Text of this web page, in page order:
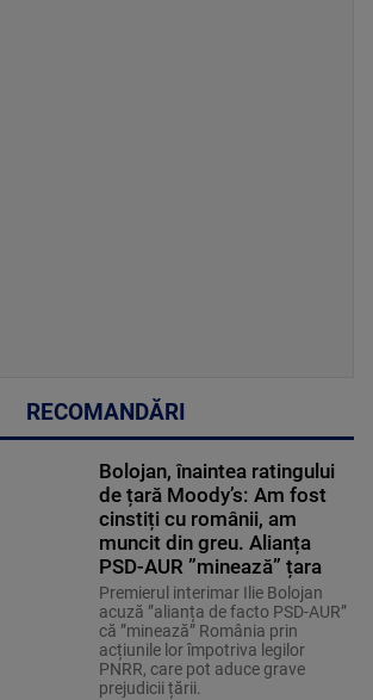
RECOMANDĂRI
Bolojan, înaintea ratingului
de țară Moody’s: Am fost
cinstiți cu românii, am
muncit din greu. Alianța
PSD-AUR ”minează” țara
Premierul interimar Ilie Bolojan
acuză ”alianța de facto PSD-AUR”
că ”minează” România prin
acțiunile lor împotriva legilor
PNRR, care pot aduce grave
prejudicii țării.